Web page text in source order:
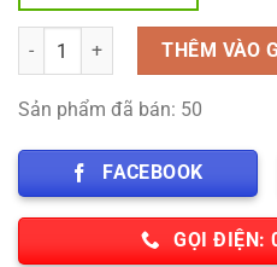
Số lượng THÊM VÀO
Sản phẩm đã bán: 50
FACEBOOK
GỌI ĐIỆN: